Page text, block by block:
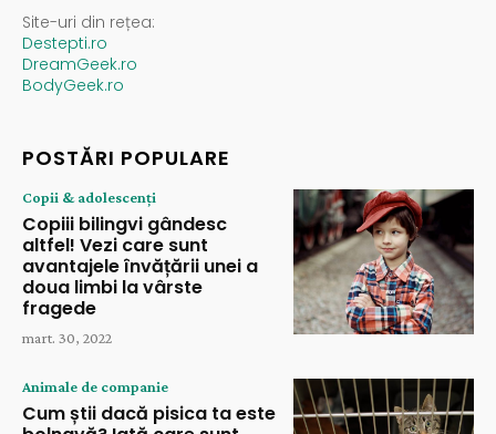
Site-uri din rețea:
Destepti.ro
DreamGeek.ro
BodyGeek.ro
POSTĂRI POPULARE
Copii & adolescenți
Copiii bilingvi gândesc
altfel! Vezi care sunt
avantajele învățării unei a
doua limbi la vârste
fragede
mart. 30, 2022
Animale de companie
Cum știi dacă pisica ta este